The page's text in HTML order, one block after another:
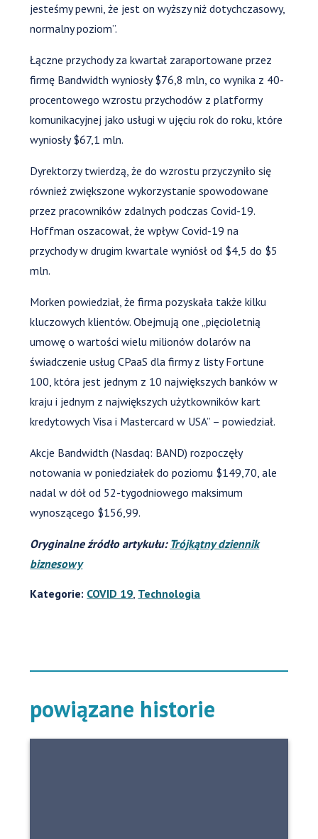
jesteśmy pewni, że jest on wyższy niż dotychczasowy,
normalny poziom”.
Łączne przychody za kwartał zaraportowane przez
firmę Bandwidth wyniosły $76,8 mln, co wynika z 40-
procentowego wzrostu przychodów z platformy
komunikacyjnej jako usługi w ujęciu rok do roku, które
wyniosły $67,1 mln.
Dyrektorzy twierdzą, że do wzrostu przyczyniło się
również zwiększone wykorzystanie spowodowane
przez pracowników zdalnych podczas Covid-19.
Hoffman oszacował, że wpływ Covid-19 na
przychody w drugim kwartale wyniósł od $4,5 do $5
mln.
Morken powiedział, że firma pozyskała także kilku
kluczowych klientów. Obejmują one „pięcioletnią
umowę o wartości wielu milionów dolarów na
świadczenie usług CPaaS dla firmy z listy Fortune
100, która jest jednym z 10 największych banków w
kraju i jednym z największych użytkowników kart
kredytowych Visa i Mastercard w USA” – powiedział.
Akcje Bandwidth (Nasdaq: BAND) rozpoczęły
notowania w poniedziałek do poziomu $149,70, ale
nadal w dół od 52-tygodniowego maksimum
wynoszącego $156,99.
Oryginalne źródło artykułu: Trójkątny dziennik
biznesowy
Kategorie: COVID 19 Technologia
powiązane historie